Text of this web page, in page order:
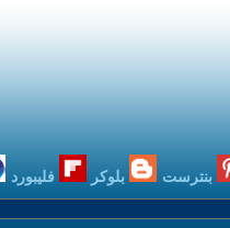
بنترست بلوكر فليبورد